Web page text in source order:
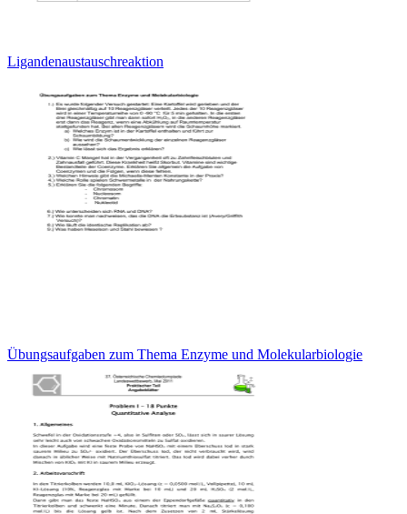
Ligandenaustauschreaktion
Übungsaufgaben zum Thema Enzyme und Molekularbiologie